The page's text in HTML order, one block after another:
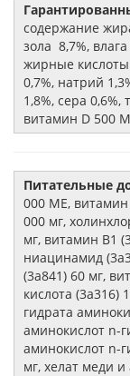
содержание
зола 8,7%,
жирные кислоты
0,7%, натрий
1,8%, сера 0,6%,
витамин D 500
Питательные
000 ME, витамин
000 мг,
мг, витамин В1
ниацинамид
(3a841) 60 мг,
кислота (3a316)
гидрата
аминокислот n-
аминокислот n-
мг, хелат меди и